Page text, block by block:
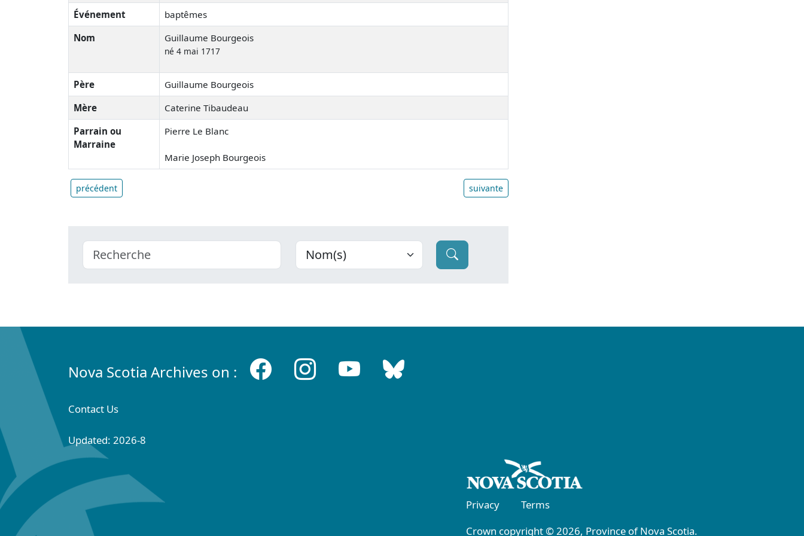
Événement
baptêmes
Nom
Guillaume Bourgeois
né 4 mai 1717
Père
Guillaume Bourgeois
Mère
Caterine Tibaudeau
Parrain ou
Marraine
Pierre Le Blanc
Marie Joseph Bourgeois
précédent suivante
Nova Scotia Archives on :
Contact Us
Updated: 2026-8
Privacy
Terms
Crown copyright © 2026, Province of Nova Scotia.